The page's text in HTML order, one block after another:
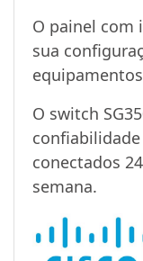
O painel com
sua
O switch
conectados
semana.